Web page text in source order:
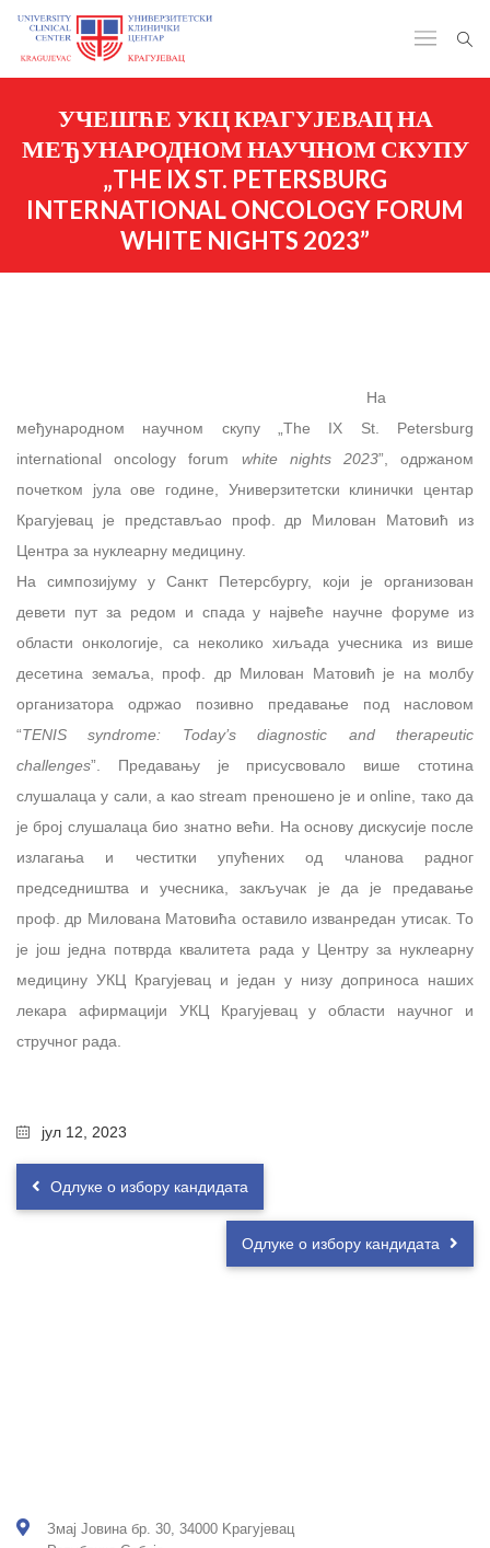
УЧЕШЋЕ УКЦ КРАГУЈЕВАЦ НА
МЕЂУНАРОДНОМ НАУЧНОМ СКУПУ
„THE IX ST. PETERSBURG
INTERNATIONAL ONCOLOGY FORUM
WHITE NIGHTS 2023”
На
међународном научном скупу „The IX St. Petersburg
international oncology forum white nights 2023”, одржаном
почетком јула ове године, Универзитетски клинички центар
Крагујевац је представљао проф. др Милован Матовић из
Центра за нуклеарну медицину.
На симпозијуму у Санкт Петерсбургу, који је организован
девети пут за редом и спада у највеће научне форуме из
области онкологије, са неколико хиљада учесника из више
десетина земаља, проф. др Милован Матовић је на молбу
организатора одржао позивно предавање под насловом
“TENIS syndrome: Today’s diagnostic and therapeutic
challenges”. Предавању је присусвовало више стотина
слушалаца у сали, а као stream преношено је и online, тако да
је број слушалаца био знатно већи. На основу дискусије после
излагања и честитки упућених од чланова радног
председништва и учесника, закључак је да је предавање
проф. др Милована Матовића оставило изванредан утисак. То
је још једна потврда квалитета рада у Центру за нуклеарну
медицину УКЦ Крагујевац и један у низу доприноса наших
лекара афирмацији УКЦ Крагујевац у области научног и
стручног рада.
јул 12, 2023
Одлуке о избору кандидата
Одлуке о избору кандидата
Змај Јовина бр. 30, 34000 Kрагујевац